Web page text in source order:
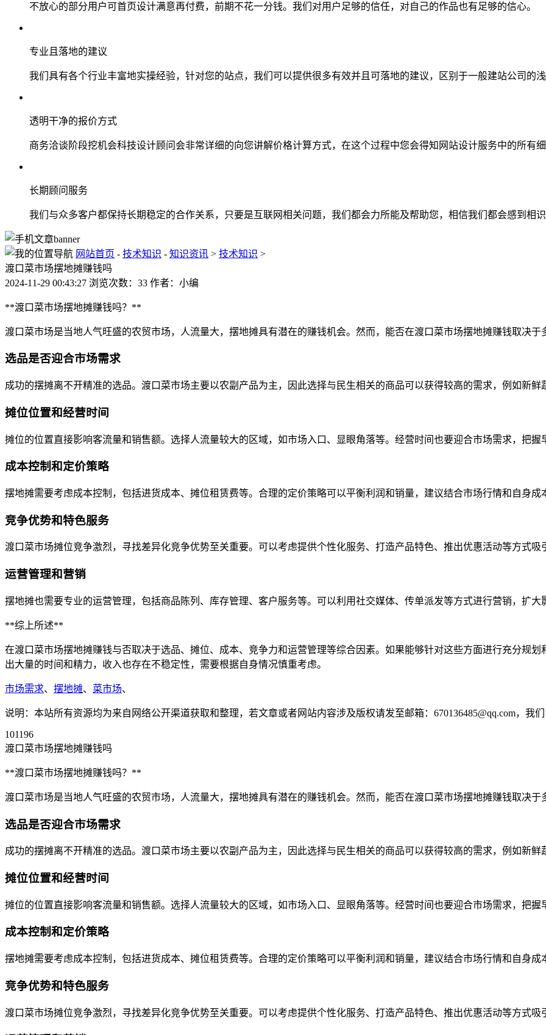
不放心的部分用户可首页设计满意再付费，前期不花一分钱。我们对用户足够的信任，对自己的作品也有足够的信心。
专业且落地的建议
我们具有各个行业丰富地实操经验，针对您的站点，我们可以提供很多有效并且可落地的建议，区别于一般建站公司的
透明干净的报价方式
商务洽谈阶段挖机会科技设计顾问会非常详细的向您讲解价格计算方式，在这个过程中您会得知网站设计服务中的所有
长期顾问服务
我们与众多客户都保持长期稳定的合作关系，只要是互联网相关问题，我们都会力所能及帮助您，相信我们都会感到相
网站首页 - 技术知识 - 知识资讯 > 技术知识 >
渡口菜市场摆地摊赚钱吗
2024-11-29 00:43:27 浏览次数：33 作者：小编
**渡口菜市场摆地摊赚钱吗？**
渡口菜市场是当地人气旺盛的农贸市场，人流量大，摆地摊具有潜在的赚钱机会。然而，能否在渡口菜市场摆地摊赚钱取决
选品是否迎合市场需求
成功的摆摊离不开精准的选品。渡口菜市场主要以农副产品为主，因此选择与民生相关的商品可以获得较高的需求，例如新鲜
摊位位置和经营时间
摊位的位置直接影响客流量和销售额。选择人流量较大的区域，如市场入口、显眼角落等。经营时间也要迎合市场需求，把握
成本控制和定价策略
摆地摊需要考虑成本控制，包括进货成本、摊位租赁费等。合理的定价策略可以平衡利润和销量，建议结合市场行情和自身成
竞争优势和特色服务
渡口菜市场摊位竞争激烈，寻找差异化竞争优势至关重要。可以考虑提供个性化服务、打造产品特色、推出优惠活动等方式吸
运营管理和营销
摆地摊也需要专业的运营管理，包括商品陈列、库存管理、客户服务等。可以利用社交媒体、传单派发等方式进行营销，扩大
**综上所述**
在渡口菜市场摆地摊赚钱与否取决于选品、摊位、成本、竞争力和运营管理等综合因素。如果能够针对这些方面进行充分规
出大量的时间和精力，收入也存在不稳定性，需要根据自身情况慎重考虑。
市场需求、 摆地摊、 菜市场、
说明：本站所有资源均为来自网络公开渠道获取和整理，若文章或者网站内容涉及版权请发至邮箱：670136485@qq.com，我
101196
渡口菜市场摆地摊赚钱吗
**渡口菜市场摆地摊赚钱吗？**
渡口菜市场是当地人气旺盛的农贸市场，人流量大，摆地摊具有潜在的赚钱机会。然而，能否在渡口菜市场摆地摊赚钱取决
选品是否迎合市场需求
成功的摆摊离不开精准的选品。渡口菜市场主要以农副产品为主，因此选择与民生相关的商品可以获得较高的需求，例如新鲜
摊位位置和经营时间
摊位的位置直接影响客流量和销售额。选择人流量较大的区域，如市场入口、显眼角落等。经营时间也要迎合市场需求，把握
成本控制和定价策略
摆地摊需要考虑成本控制，包括进货成本、摊位租赁费等。合理的定价策略可以平衡利润和销量，建议结合市场行情和自身成
竞争优势和特色服务
渡口菜市场摊位竞争激烈，寻找差异化竞争优势至关重要。可以考虑提供个性化服务、打造产品特色、推出优惠活动等方式吸